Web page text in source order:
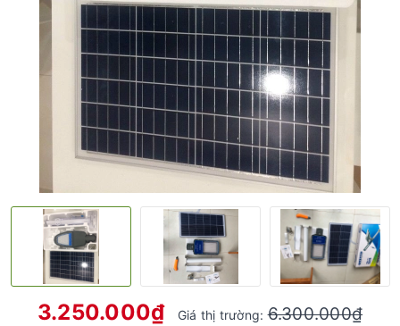
3.250.000₫ Giá thị trường:6.300.000₫